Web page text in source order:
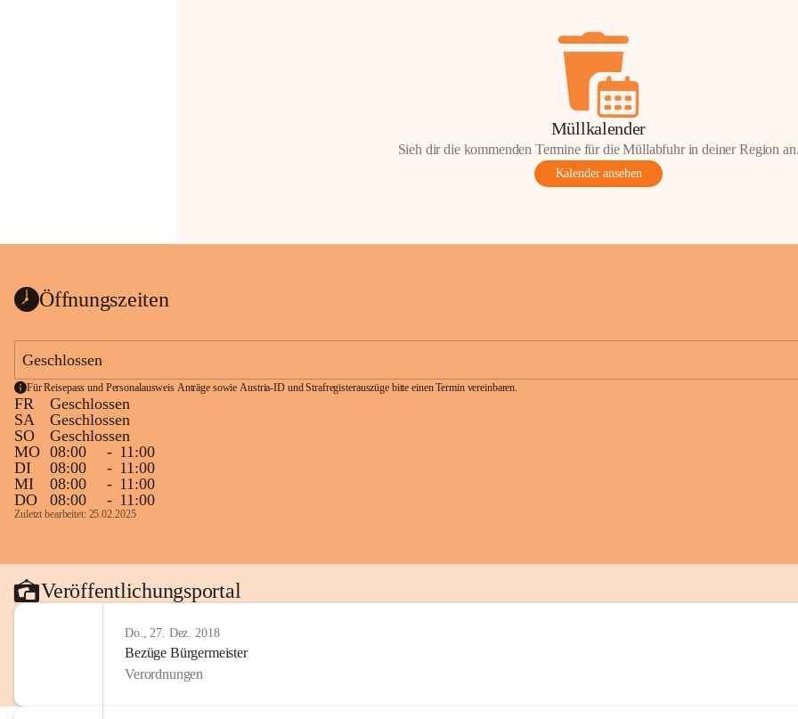
Müllkalender
Sieh dir die kommenden Termine für die Müllabfuhr in deiner Region
Kalender ansehen
Öffnungszeiten
Geschlossen
Für Reisepass und Personalausweis Anträge sowie Austria-ID und Strafregisterauszüge bitte einen Termin vereinbaren.
FR
Geschlossen
SA
Geschlossen
SO
Geschlossen
MO 08:00 - 11:00
DI
08:00 - 11:00
MI
08:00 - 11:00
DO
08:00 - 11:00
Zuletzt bearbeitet: 25.02.2025
Veröffentlichungsportal
Do., 27. Dez. 2018
Bezüge Bürgermeister
Verordnungen